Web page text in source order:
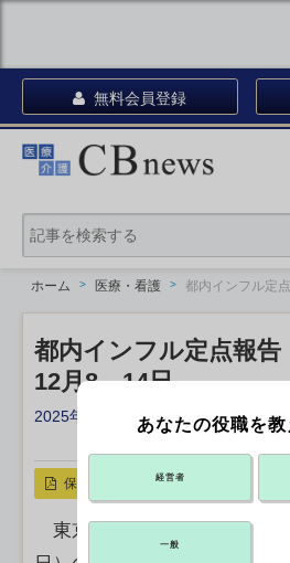
無料会員登録
ホーム 医療・看護 都内インフル定
都内インフル定点報
12月8－14日
2025年12月18日 18:30
保存
東京都が18日に公表した第
あなたの役職を
経営者
一般